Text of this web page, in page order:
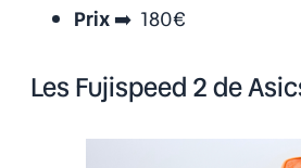
Prix➡️ 180€
Les Fujispeed 2 de